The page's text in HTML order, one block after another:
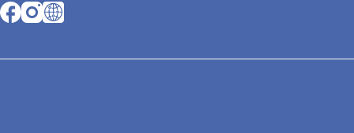
Opens in a new tab
Opens in a new tab
Opens in a new tab